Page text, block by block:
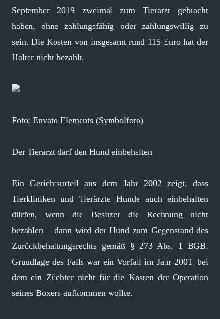
September 2019 zweimal zum Tierarzt gebracht
haben, ohne zahlungsfähig oder zahlungswillig zu
sein. Die Kosten von insgesamt rund 115 Euro hat der
Halter nicht bezahlt.
Foto: Envato Elements (Symbolfoto)
Der Tierarzt darf den Hund einbehalten
Ein Gerichtsurteil aus dem Jahr 2002 zeigt, dass
Tierkliniken und Tierärzte Hunde auch einbehalten
dürfen, wenn die Besitzer die Rechnung nicht
bezahlen – dann wird der Hund zum Gegenstand des
Zurück­behaltungs­rechts gemäß § 273 Abs. 1 BGB.
Grundlage des Falls war ein Vorfall im Jahr 2001, bei
dem ein Züchter nicht für die Kosten der Operation
seines Boxers aufkommen wollte.